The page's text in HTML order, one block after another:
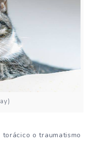
o traumatismo